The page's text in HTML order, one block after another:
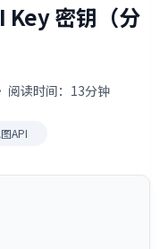
Key 密钥（分
读时间：13分钟
API